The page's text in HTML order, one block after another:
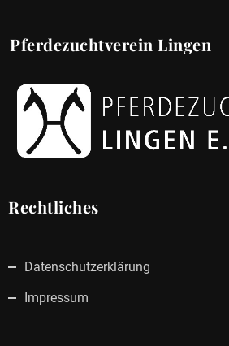
Pferdezuchtverein Lingen
Rechtliches
Datenschutzerklärung
Impressum